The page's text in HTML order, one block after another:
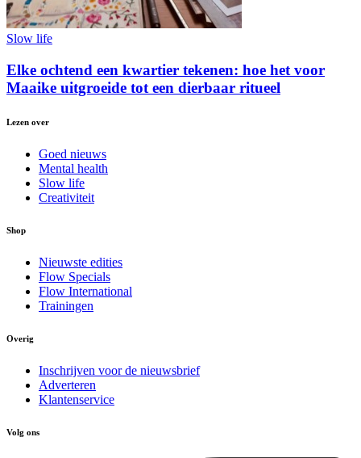
Slow life
Elke ochtend een kwartier tekenen: hoe het voor
Maaike uitgroeide tot een dierbaar ritueel
Lezen over
Goed nieuws
Mental health
Slow life
Creativiteit
Shop
Nieuwste edities
Flow Specials
Flow International
Trainingen
Overig
Inschrijven voor de nieuwsbrief
Adverteren
Klantenservice
Volg ons